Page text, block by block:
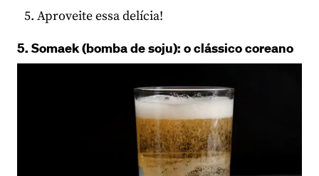
Aproveite essa delícia!
5. Somaek (bomba de soju): o clássico coreano